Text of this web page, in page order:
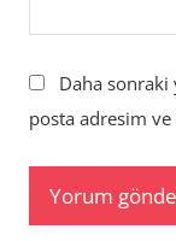
Daha sonraki
posta adresim ve